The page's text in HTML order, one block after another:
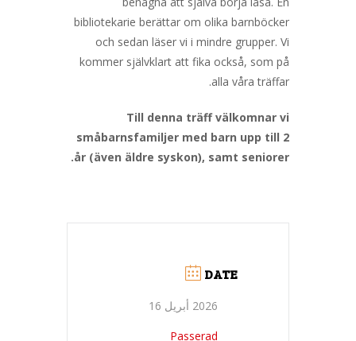
bibliotekarie berättar om olika barnböcker
och sedan läser vi i mindre grupper. Vi
kommer självklart att fika också, som på
alla våra träffar.
Till denna träff välkomnar vi
småbarnsfamiljer med barn upp till 2
år (även äldre syskon), samt seniorer.
DATE
2026 أبريل 16
Passerad